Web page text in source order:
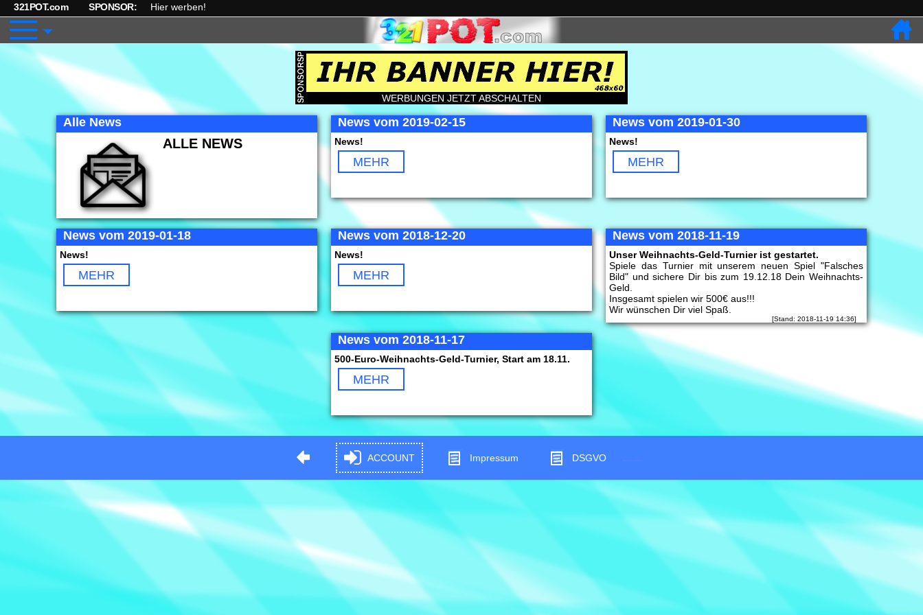
321POT.com SPONSOR: Hier werben!
WERBUNGEN JETZT ABSCHALTEN
Alle News
ALLE NEWS
News vom 2019-02-15
News!
MEHR
News vom 2019-01-30
News!
MEHR
News vom 2019-01-18
News!
MEHR
News vom 2018-12-20
News!
MEHR
News vom 2018-11-19
Unser Weihnachts-Geld-Turnier ist gestartet.
Spiele das Turnier mit unserem neuen Spiel "Falsches
Bild" und sichere Dir bis zum 19.12.18 Dein Weihnachts-
Geld.
Insgesamt spielen wir 500€ aus!!!
Wir wünschen Dir viel Spaß.
[Stand: 2018-11-19 14:36]
News vom 2018-11-17
500-Euro-Weihnachts-Geld-Turnier, Start am 18.11.
MEHR
ACCOUNT Impressum DSGVO Hypnose in Berlin